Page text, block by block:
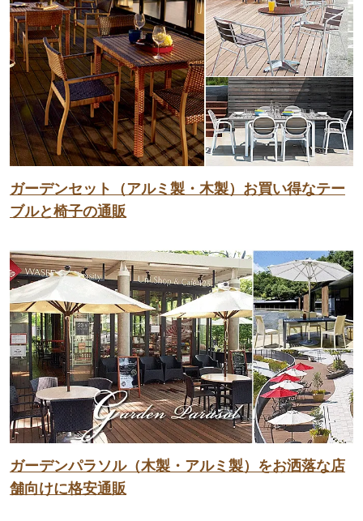
ガーデンセット（アルミ製・木製）お買い得なテー
ブルと椅子の通販
ガーデンパラソル（木製・アルミ製）をお洒落な店
舗向けに格安通販